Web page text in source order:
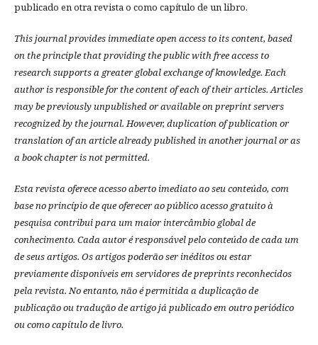
publicado en otra revista o como capítulo de un libro.
This journal provides immediate open access to its content, based
on the principle that providing the public with free access to
research supports a greater global exchange of knowledge. Each
author is responsible for the content of each of their articles. Articles
may be previously unpublished or available on preprint servers
recognized by the journal. However, duplication of publication or
translation of an article already published in another journal or as
a book chapter is not permitted.
Esta revista oferece acesso aberto imediato ao seu conteúdo, com
base no princípio de que oferecer ao público acesso gratuito à
pesquisa contribui para um maior intercâmbio global de
conhecimento. Cada autor é responsável pelo conteúdo de cada um
de seus artigos. Os artigos poderão ser inéditos ou estar
previamente disponíveis em servidores de preprints reconhecidos
pela revista. No entanto, não é permitida a duplicação de
publicação ou tradução de artigo já publicado em outro periódico
ou como capítulo de livro.